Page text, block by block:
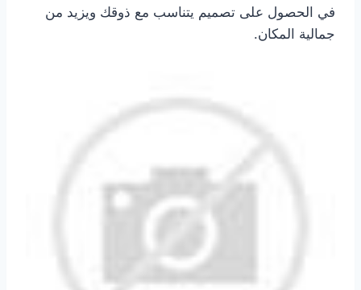
في الحصول على تصميم يتناسب مع ذوقك ويزيد من
جمالية المكان.